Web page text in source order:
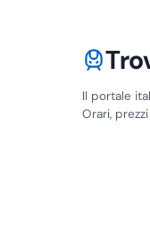
Il portale
Orari,